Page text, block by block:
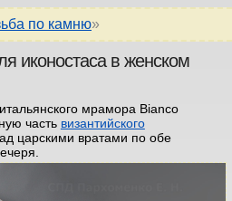
по камню»
иконостаса в женском
мрамора Bianco
часть византийского
царскими вратами по обе